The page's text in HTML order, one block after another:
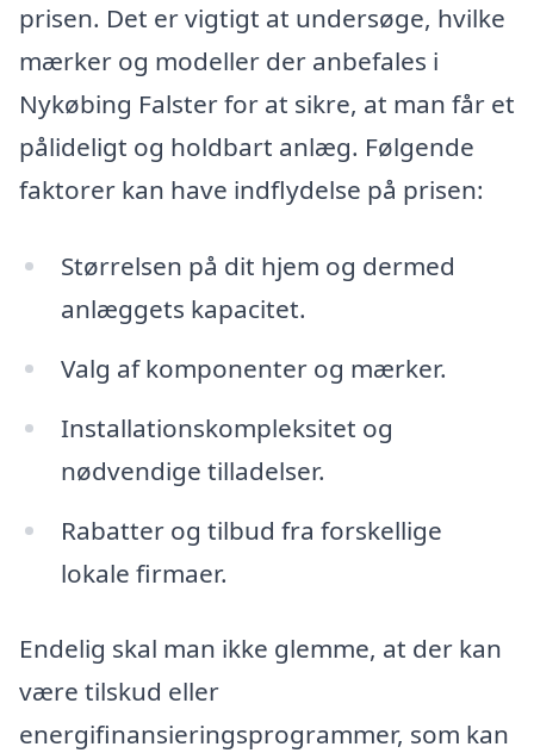
prisen. Det er vigtigt at undersøge, hvilke
mærker og modeller der anbefales i
Nykøbing Falster for at sikre, at man får et
pålideligt og holdbart anlæg. Følgende
faktorer kan have indflydelse på prisen:
Størrelsen på dit hjem og dermed
anlæggets kapacitet.
Valg af komponenter og mærker.
Installationskompleksitet og
nødvendige tilladelser.
Rabatter og tilbud fra forskellige
lokale firmaer.
Endelig skal man ikke glemme, at der kan
være tilskud eller
energifinansieringsprogrammer, som kan